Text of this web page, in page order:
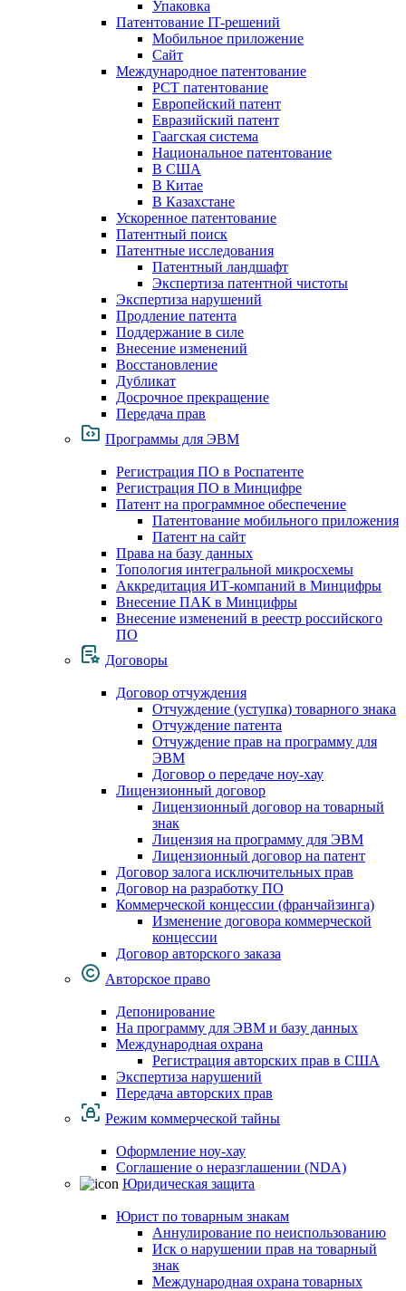
Упаковка
Патентование IT-решений
Мобильное приложение
Сайт
Международное патентование
PCT патентование
Европейский патент
Евразийский патент
Гаагская система
Национальное патентование
В США
В Китае
В Казахстане
Ускоренное патентование
Патентный поиск
Патентные исследования
Патентный ландшафт
Экспертиза патентной чистоты
Экспертиза нарушений
Продление патента
Поддержание в силе
Внесение изменений
Восстановление
Дубликат
Досрочное прекращение
Передача прав
Программы для ЭВМ
Регистрация ПО в Роспатенте
Регистрация ПО в Минцифре
Патент на программное обеспечение
Патентование мобильного приложения
Патент на сайт
Права на базу данных
Топология интегральной микросхемы
Аккредитация ИТ-компаний в Минцифры
Внесение ПАК в Минцифры
Внесение изменений в реестр российского
ПО
Договоры
Договор отчуждения
Отчуждение (уступка) товарного знака
Отчуждение патента
Отчуждение прав на программу для
ЭВМ
Договор о передаче ноу-хау
Лицензионный договор
Лицензионный договор на товарный
знак
Лицензия на программу для ЭВМ
Лицензионный договор на патент
Договор залога исключительных прав
Договор на разработку ПО
Коммерческой концессии (франчайзинга)
Изменение договора коммерческой
концессии
Договор авторского заказа
Авторское право
Депонирование
На программу для ЭВМ и базу данных
Международная охрана
Регистрация авторских прав в США
Экспертиза нарушений
Передача авторских прав
Режим коммерческой тайны
Оформление ноу-хау
Соглашение о неразглашении (NDA)
Юридическая защита
Юрист по товарным знакам
Аннулирование по неиспользованию
Иск о нарушении прав на товарный
знак
Международная охрана товарных